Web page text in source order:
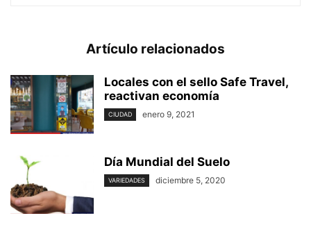
Artículo relacionados
Locales con el sello Safe Travel,
reactivan economía
CIUDAD enero 9, 2021
Día Mundial del Suelo
VARIEDADES diciembre 5, 2020